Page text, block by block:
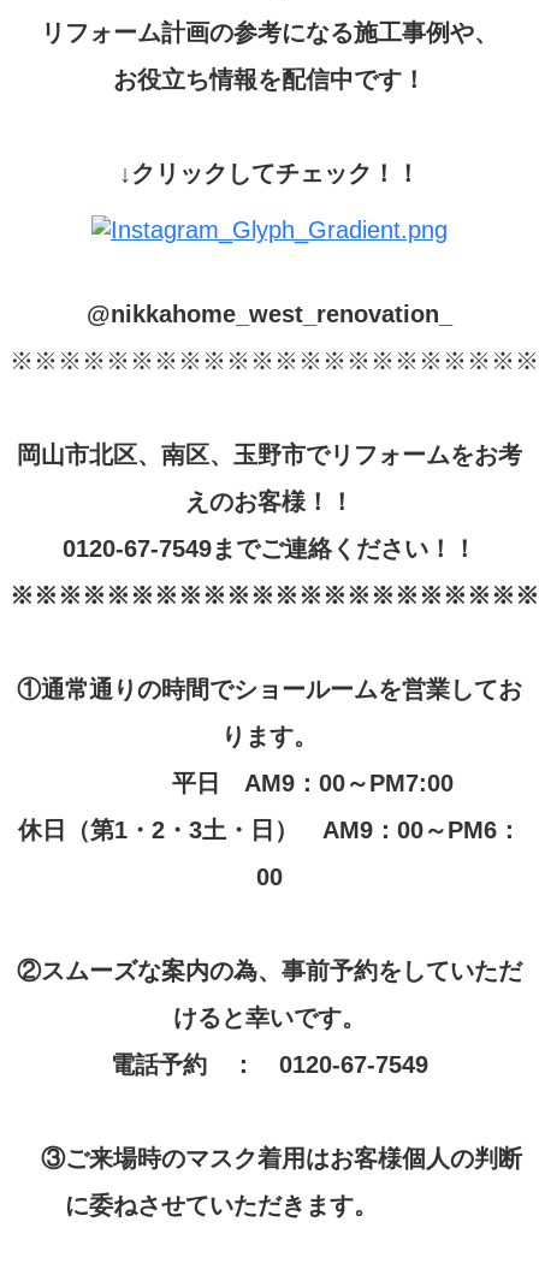
リフォーム計画の参考になる施工事例や、
お役立ち情報を配信中です！
↓クリックしてチェック！！
@nikkahome_west_renovation_
岡山市北区、南区、玉野市でリフォームをお考
えのお客様！！
0120-67-7549までご連絡ください！！
①通常通りの時間でショールームを営業してお
ります。
平日 AM9 ： 00～PM7:00
休日（第1 ・ 2 ・ 3土・日） AM9 ： 00～PM6 ：
00
②スムーズな案内の為、事前予約をしていただ
けると幸いです。
電話予約 ： 0120-67-7549
③ご来場時のマスク着用はお客様個人の判断
に委ねさせていただきます。